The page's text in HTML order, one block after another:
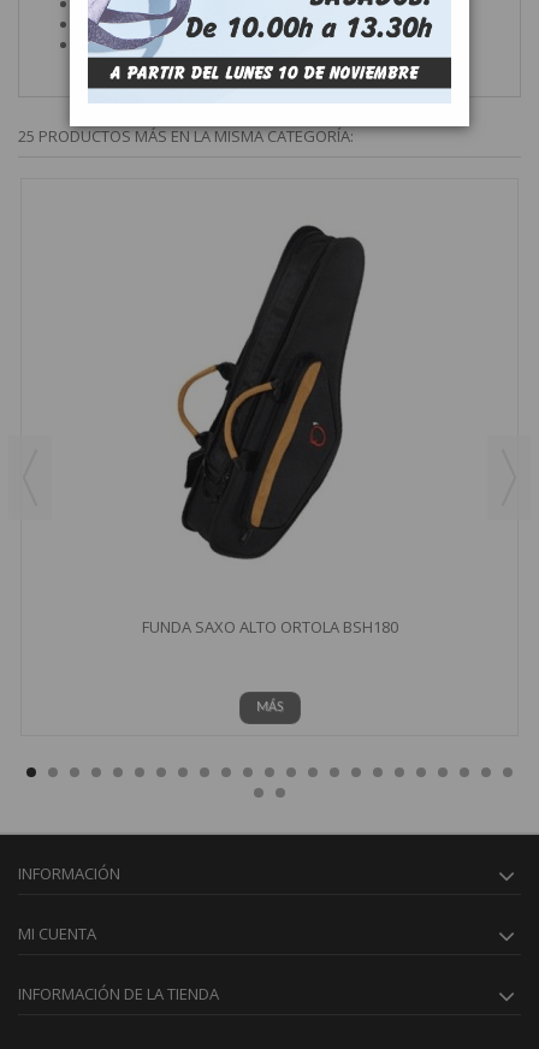
Medidas:31 x 62 x 11 cm .
Linea Compact
25 PRODUCTOS MÁS EN LA MISMA CATEGORÍA:
FUNDA SAXO ALTO ORTOLA BSH180
MÁS
INFORMACIÓN
MI CUENTA
INFORMACIÓN DE LA TIENDA